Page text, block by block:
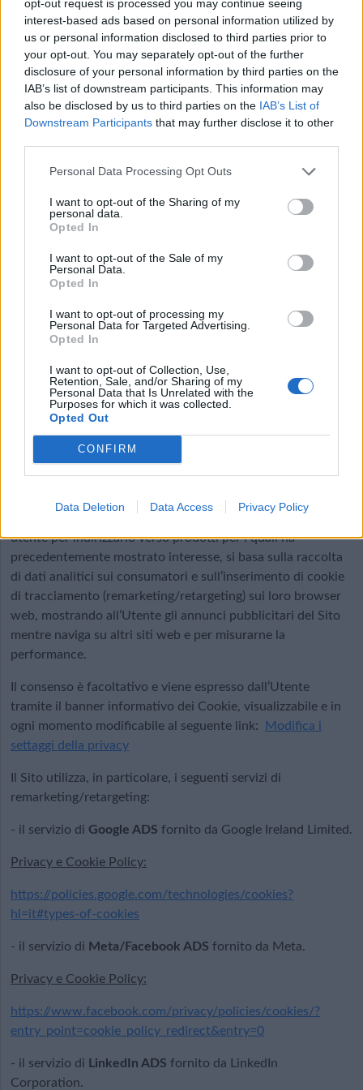
opt-out request is processed you may continue seeing
interest-based ads based on personal information utilized by
us or personal information disclosed to third parties prior to
your opt-out. You may separately opt-out of the further
disclosure of your personal information by third parties on the
IAB’s list of downstream participants. This information may
also be disclosed by us to third parties on the IAB’s List of
Downstream Participants that may further disclose it to other
Personal Data Processing Opt Outs
I want to opt-out of the Sharing of my
personal data.
Opted In
I want to opt-out of the Sale of my
Personal Data.
Opted In
I want to opt-out of processing my
Personal Data for Targeted Advertising.
Opted In
I want to opt-out of Collection, Use,
Retention, Sale, and/or Sharing of my
Personal Data that Is Unrelated with the
Purposes for which it was collected.
Opted Out
CONFIRM
Data Deletion Data Access Privacy Policy
attraverso una delle modalità semplificate descritte
nell’informativa presentata al momento del suo primo
accesso sul Sito, “Accetto” o “Gestisci Opzioni”, o cliccando
su “Maggiori informazioni” (funzione che, attraverso un
pannello di controllo, permette di accedere alla gestione dei
singoli cookie e alla illustrazione, tra gli altri, degli scopi di
raccolta dei dati, delle modalità di trattamento, dei loro
tempi di conservazione), potrà installare e/o lasciar installare
alle società terze qui di seguito indicate, ulteriori cookie, c.d.
revocare in tutto o in parte il consenso prestato mediante il
link che segue:Modifica i settaggi della privacy
Cookie di profilazione prima parte
I cookie di profilazione di prima parte sono visualizzabili e in
ogni momento modificabili al seguente link:
Modifica i
settaggi della privacy
I cookie di profilazione di terza parte sono visualizzabili e in
ogni momento modificabili al seguente link:
settaggi della privacy
Remarketing/Retargeting
Il remarketing è una forma personalizzata di pubblicità
utente per indirizzarlo verso prodotti per i quali ha
precedentemente mostrato interesse, si basa sulla raccolta
di dati analitici sui consumatori e sull’inserimento di cookie
di tracciamento (remarketing/retargeting) sui loro browser
web, mostrando all’Utente gli annunci pubblicitari del Sito
mentre naviga su altri siti web e per misurarne la
performance.
Il consenso è facoltativo e viene espresso dall’Utente
tramite il banner informativo dei Cookie, visualizzabile e in
ogni momento modificabile al seguente link:
Modifica i
settaggi della privacy
Il Sito utilizza, in particolare, i seguenti servizi di
remarketing/retargeting:
- il servizio di Google ADS fornito da Google Ireland Limited.
Privacy e Cookie Policy:
https://policies.google.com/technologies/cookies?
hl=it#types-of-cookies
- il servizio di Meta/Facebook ADS fornito da Meta.
Privacy e Cookie Policy:
https://www.facebook.com/privacy/policies/cookies/?
entry_point=cookie_policy_redirect&entry=0
- il servizio di LinkedIn ADS fornito da LinkedIn
Corporation.